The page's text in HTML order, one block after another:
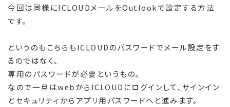
今回は同様にICLOUDメールをOutlookで設定する方法
です。
というのもこちらもICLOUDのパスワードでメール設定をす
るのではなく、
専用のパスワードが必要というもの。
なので一旦はwebからICLOUDにログインして、サインイン
とセキュリティからアプリ用パスワードへと進みます。